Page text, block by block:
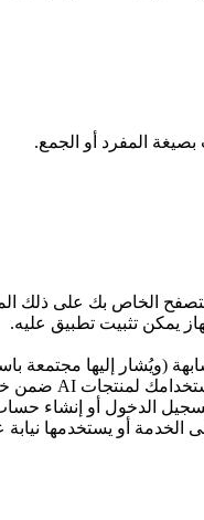
المفرد أو الجمع.
الخاص بك على ذلك
يمكن تثبيت تطبيق عليه.
الدخول أو إنشاء
أو يستخدمها